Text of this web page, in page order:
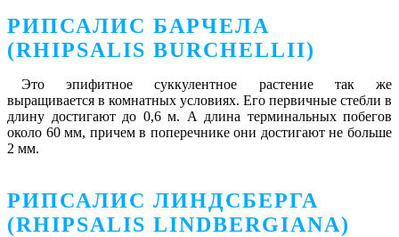
РИПСАЛИС БАРЧЕЛА
(RHIPSALIS BURCHELLII)
Это эпифитное суккулентное растение так же
выращивается в комнатных условиях. Его первичные стебли в
длину достигают до 0,6 м. А длина терминальных побегов
около 60 мм, причем в поперечнике они достигают не больше
2 мм.
РИПСАЛИС ЛИНДСБЕРГА
(RHIPSALIS LINDBERGIANA)